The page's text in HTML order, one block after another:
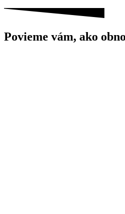
Povieme vám, ako